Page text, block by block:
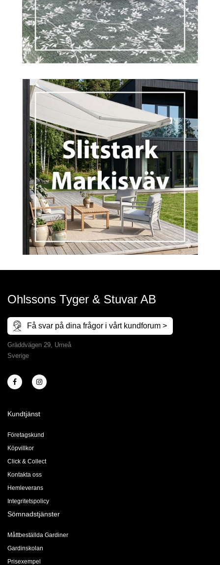
Ohlssons Tyger & Stuvar AB
Få svar på dina frågor i vårt kundforum >
Gräddvägen 29, Umeå
Sverige
Kundtjänst
Företagskund
Köpvillkor
Click & Collect
Kontakta oss
Hemleverans
Integritetspolicy
Sömnadstjänster
Måttbeställda Gardiner
Gardinskolan
Prisexempel